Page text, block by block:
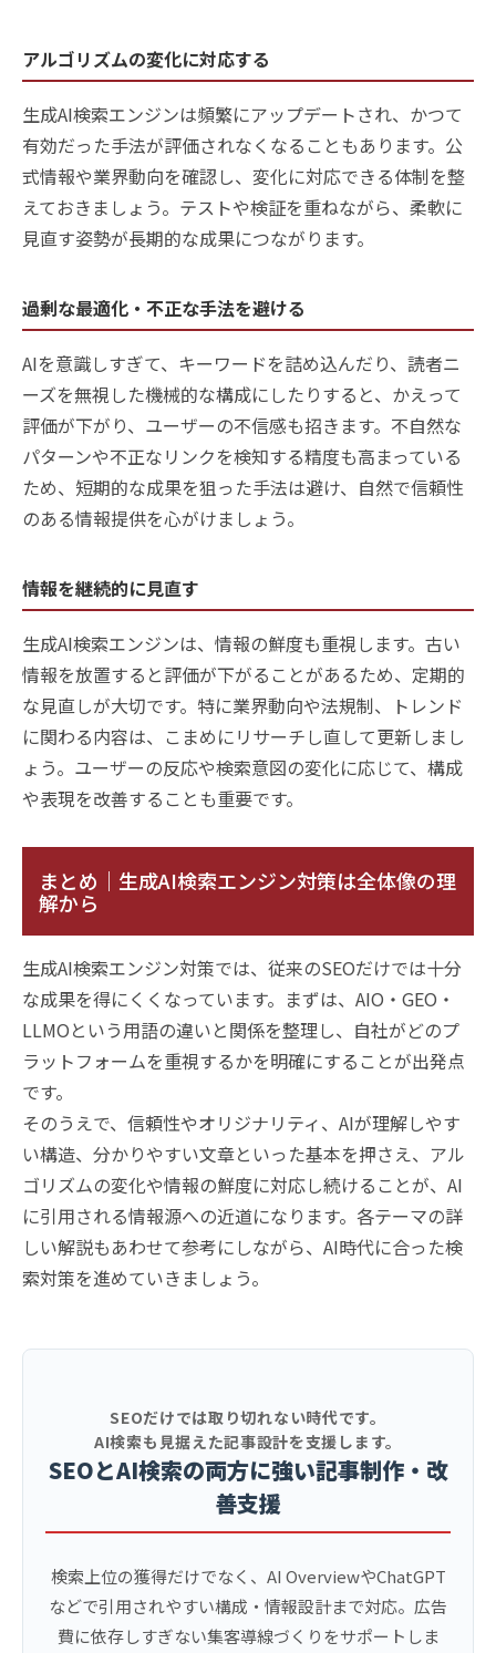
アルゴリズムの変化に対応する
生成AI検索エンジンは頻繁にアップデートされ、かつて
有効だった手法が評価されなくなることもあります。公
式情報や業界動向を確認し、変化に対応できる体制を整
えておきましょう。テストや検証を重ねながら、柔軟に
見直す姿勢が長期的な成果につながります。
過剰な最適化・不正な手法を避ける
AIを意識しすぎて、キーワードを詰め込んだり、読者ニ
ーズを無視した機械的な構成にしたりすると、かえって
評価が下がり、ユーザーの不信感も招きます。不自然な
パターンや不正なリンクを検知する精度も高まっている
ため、短期的な成果を狙った手法は避け、自然で信頼性
のある情報提供を心がけましょう。
情報を継続的に見直す
生成AI検索エンジンは、情報の鮮度も重視します。古い
情報を放置すると評価が下がることがあるため、定期的
な見直しが大切です。特に業界動向や法規制、トレンド
に関わる内容は、こまめにリサーチし直して更新しまし
ょう。ユーザーの反応や検索意図の変化に応じて、構成
や表現を改善することも重要です。
まとめ｜生成AI検索エンジン対策は全体像の理
解から
生成AI検索エンジン対策では、従来のSEOだけでは十分
な成果を得にくくなっています。まずは、AIO・GEO・
LLMOという用語の違いと関係を整理し、自社がどのプ
ラットフォームを重視するかを明確にすることが出発点
です。
そのうえで、信頼性やオリジナリティ、AIが理解しやす
い構造、分かりやすい文章といった基本を押さえ、アル
ゴリズムの変化や情報の鮮度に対応し続けることが、AI
に引用される情報源への近道になります。各テーマの詳
しい解説もあわせて参考にしながら、AI時代に合った検
索対策を進めていきましょう。
SEOだけでは取り切れない時代です。
AI検索も見据えた記事設計を支援します。
SEOとAI検索の両方に強い記事制作・改
善支援
検索上位の獲得だけでなく、AI OverviewやChatGPT
などで引用されやすい構成・情報設計まで対応。広告
費に依存しすぎない集客導線づくりをサポートしま